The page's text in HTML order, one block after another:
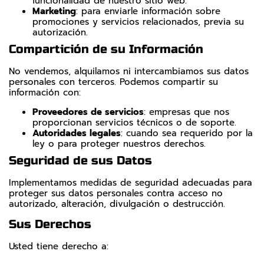
Marketing: para enviarle información sobre
promociones y servicios relacionados, previa su
autorización.
Compartición de su Información
No vendemos, alquilamos ni intercambiamos sus datos
personales con terceros. Podemos compartir su
información con:
Proveedores de servicios: empresas que nos
proporcionan servicios técnicos o de soporte.
Autoridades legales: cuando sea requerido por la
ley o para proteger nuestros derechos.
Seguridad de sus Datos
Implementamos medidas de seguridad adecuadas para
proteger sus datos personales contra acceso no
autorizado, alteración, divulgación o destrucción.
Sus Derechos
Usted tiene derecho a: